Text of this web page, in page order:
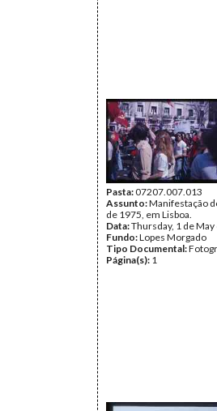
Pasta:07207.007.013
Assunto:Manifestação
de 1975, em Lisboa.
Data:Thursday, 1 de
Fundo:Lopes Morgado
Tipo Documental:
Página(s): 1